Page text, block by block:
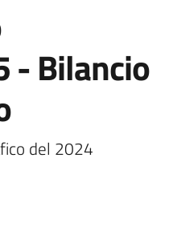
Bilancio
del 2024